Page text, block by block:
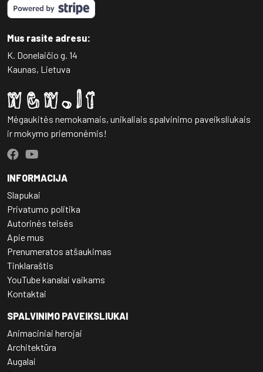
Mus rasite adresu:
K. Donelaičio g. 14
Kaunas, Lietuva
Mėgaukitės nemokamais, unikaliais spalvinimo paveiksliukais
ir mokymo priemonėmis!
INFORMACIJA
Slapukai
Privatumo politika
Autorinės teisės
Apie mus
Prenumeratos atšaukimas
Tinklaraštis
YouTube kanalai vaikams
Kontaktai
SPALVINIMO PAVEIKSLIUKAI
Animaciniai herojai
Architektūra
Augalai